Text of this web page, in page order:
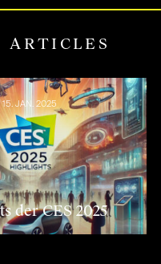
ARTICLES
15. JAN. 2025
der CES 2025